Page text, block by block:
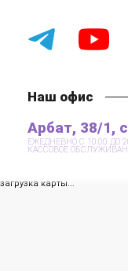
Наш офис
Арбат, 38/1,
ЕЖЕДНЕВНО С 10:00 ДО
КАССОВОЕ
загрузка карты...